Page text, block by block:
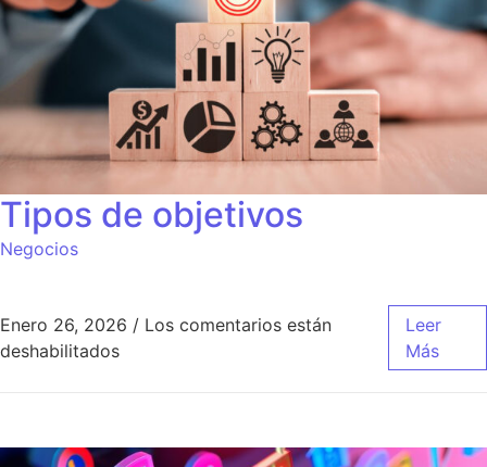
Tipos de objetivos
Negocios
Enero 26, 2026 / Los comentarios están
deshabilitadosen Tipos de objetivos
Leer
Más